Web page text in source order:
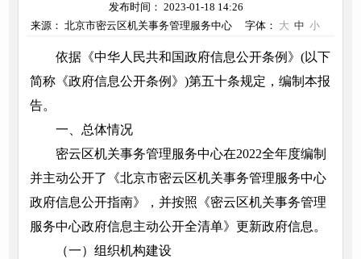
发布时间： 2023-01-18 14:26
来源： 北京市密云区机关事务管理服务中心
字体： 大 中 小
依据《中华人民共和国政府信息公开条例》(以下
简称《政府信息公开条例》)第五十条规定，编制本报
告。
一、总体情况
密云区机关事务管理服务中心在2022全年度编制
并主动公开了《北京市密云区机关事务管理服务中心
政府信息公开指南》，并按照《密云区机关事务管理
服务中心政府信息主动公开全清单》更新政府信息。
（一）组织机构建设